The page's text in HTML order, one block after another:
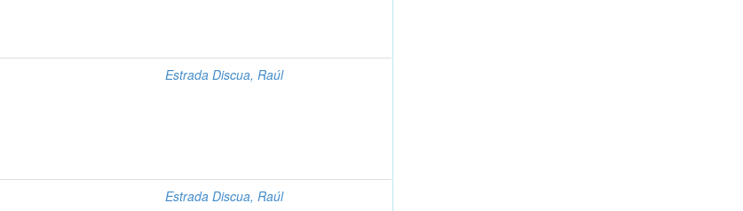
Estrada Discua, Raúl
Estrada Discua, Raúl